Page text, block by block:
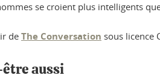
se croient plus intelligents
de The Conversation sous licence
aussi